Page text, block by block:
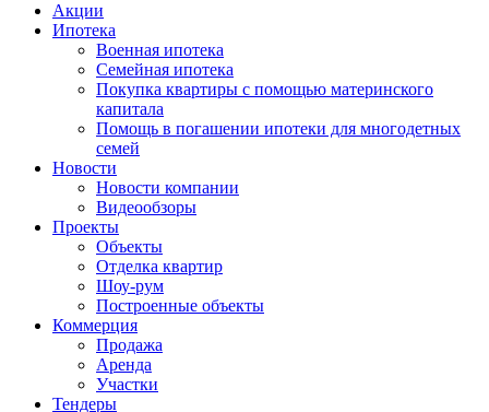
Акции
Ипотека
Военная ипотека
Семейная ипотека
Покупка квартиры с помощью материнского
капитала
Помощь в погашении ипотеки для многодетных
семей
Новости
Новости компании
Видеообзоры
Проекты
Объекты
Отделка квартир
Шоу-рум
Построенные объекты
Коммерция
Продажа
Аренда
Участки
Тендеры